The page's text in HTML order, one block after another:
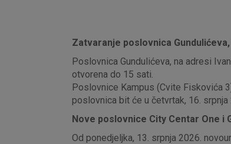
Zatvaranje poslovnica
Poslovnica Gundulićeva, na adresi
otvorena do 15 sati.
Poslovnice Kampus (Cvite Fiskovića
poslovnica bit će u četvrtak, 16.
Nove poslovnice City Centar One i
Od ponedjeljka, 13. srpnja 2026.